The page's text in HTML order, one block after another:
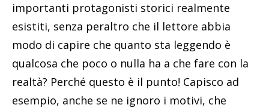
importanti protagonisti storici realmente
esistiti, senza peraltro che il lettore abbia
modo di capire che quanto sta leggendo è
qualcosa che poco o nulla ha a che fare con la
realtà? Perché questo è il punto! Capisco ad
esempio, anche se ne ignoro i motivi, che